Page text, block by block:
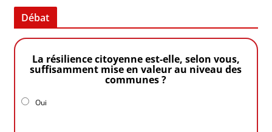
Débat
La résilience citoyenne est-elle, selon vous,
suffisamment mise en valeur au niveau des
communes ?
Oui